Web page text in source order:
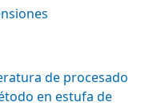
de procesado
en estufa de